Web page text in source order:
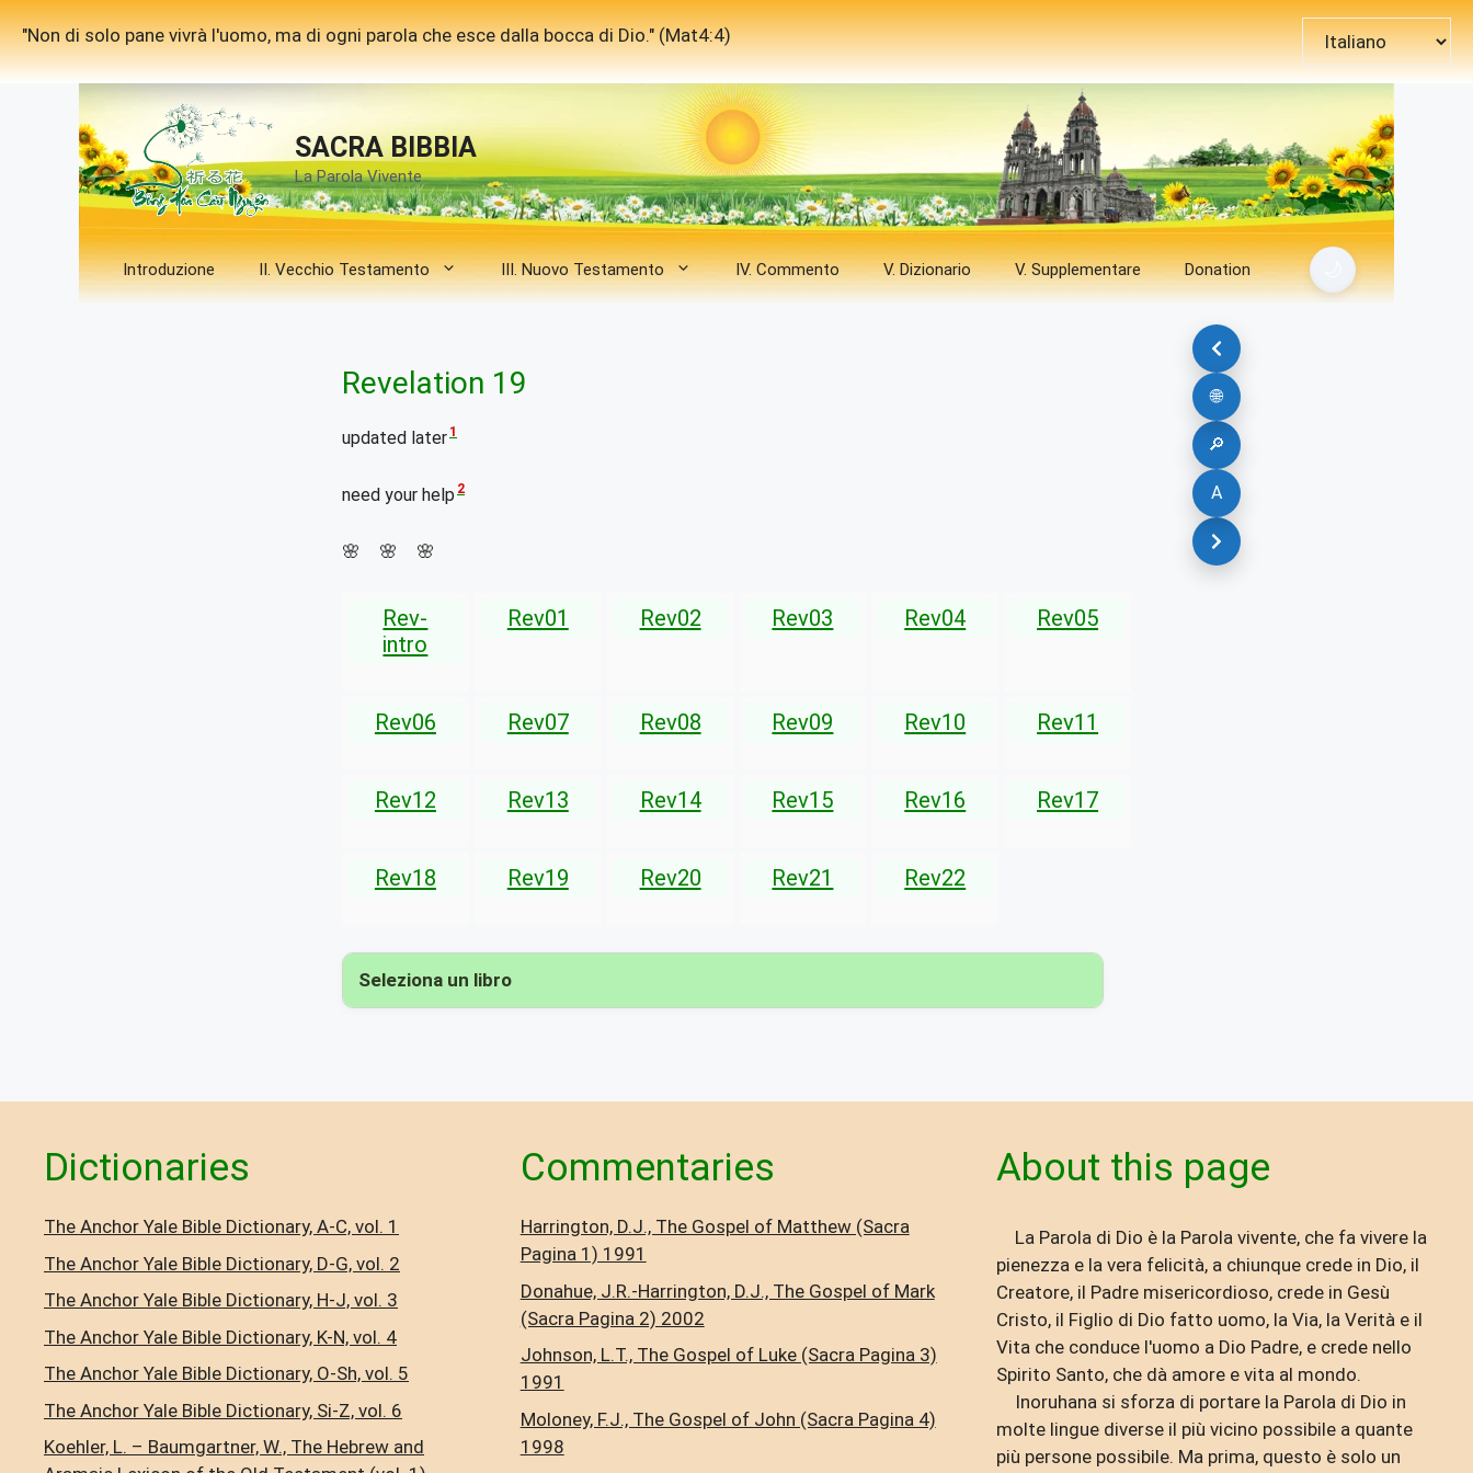
Vai
al
contenuto
"Non di solo pane vivrà l'uomo, ma di ogni parola che esce dalla bocca di Dio." (Mat4:4)
Scegli
una
lingua
SACRA BIBBIA
La Parola Vivente
Introduzione II. Vecchio Testamento III. Nuovo Testamento IV. Commento V. Dizionario V. Supplementare Donation
🌐
🔎
A
Revelation 19
updated later 1
need your help 2
🌸 🌸 🌸
Rev-
intro
Rev01 Rev02 Rev03 Rev04 Rev05
Rev06 Rev07 Rev08 Rev09 Rev10 Rev11
Rev12 Rev13 Rev14 Rev15 Rev16 Rev17
Rev18 Rev19 Rev20 Rev21 Rev22
Seleziona un libro
Dictionaries
The Anchor Yale Bible Dictionary, A-C, vol. 1
The Anchor Yale Bible Dictionary, D-G, vol. 2
The Anchor Yale Bible Dictionary, H-J, vol. 3
The Anchor Yale Bible Dictionary, K-N, vol. 4
The Anchor Yale Bible Dictionary, O-Sh, vol. 5
The Anchor Yale Bible Dictionary, Si-Z, vol. 6
Koehler, L. – Baumgartner, W., The Hebrew and
Commentaries
Harrington, D.J., The Gospel of Matthew (Sacra
Pagina 1) 1991
Donahue, J.R.-Harrington, D.J., The Gospel of Mark
(Sacra Pagina 2) 2002
Johnson, L.T., The Gospel of Luke (Sacra Pagina 3)
1991
Moloney, F.J., The Gospel of John (Sacra Pagina 4)
1998
About this page
La Parola di Dio è la Parola vivente, che fa vivere la
pienezza e la vera felicità, a chiunque crede in Dio, il
Creatore, il Padre misericordioso, crede in Gesù
Cristo, il Figlio di Dio fatto uomo, la Via, la Verità e il
Vita che conduce l'uomo a Dio Padre, e crede nello
Spirito Santo, che dà amore e vita al mondo.
Inoruhana si sforza di portare la Parola di Dio in
molte lingue diverse il più vicino possibile a quante
più persone possibile. Ma prima, questo è solo un